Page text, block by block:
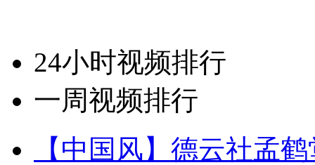
24小时视频排行
一周视频排行
【中国风】德云社孟